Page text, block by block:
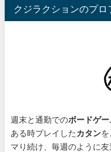
クジラクションのプロ
週末と通勤でのボードゲー
ある時プレイした カタンを
マり続け 、毎週のように